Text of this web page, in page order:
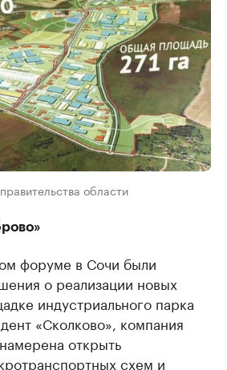
области
форуме в Сочи были
о реализации новых
индустриального парка
«Сколково», компания
открыть
схем и